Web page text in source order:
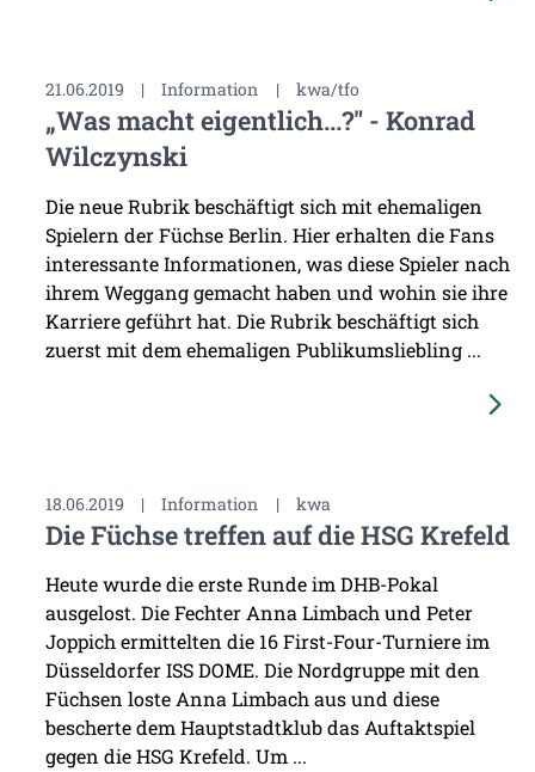
21.06.2019 | Information | kwa/tfo
„Was macht eigentlich...?" - Konrad
Wilczynski
Die neue Rubrik beschäftigt sich mit ehemaligen
Spielern der Füchse Berlin. Hier erhalten die Fans
interessante Informationen, was diese Spieler nach
ihrem Weggang gemacht haben und wohin sie ihre
Karriere geführt hat. Die Rubrik beschäftigt sich
zuerst mit dem ehemaligen Publikumsliebling ...
18.06.2019 | Information | kwa
Die Füchse treffen auf die HSG Krefeld
Heute wurde die erste Runde im DHB-Pokal
ausgelost. Die Fechter Anna Limbach und Peter
Joppich ermittelten die 16 First-Four-Turniere im
Düsseldorfer ISS DOME. Die Nordgruppe mit den
Füchsen loste Anna Limbach aus und diese
bescherte dem Hauptstadtklub das Auftaktspiel
gegen die HSG Krefeld. Um ...